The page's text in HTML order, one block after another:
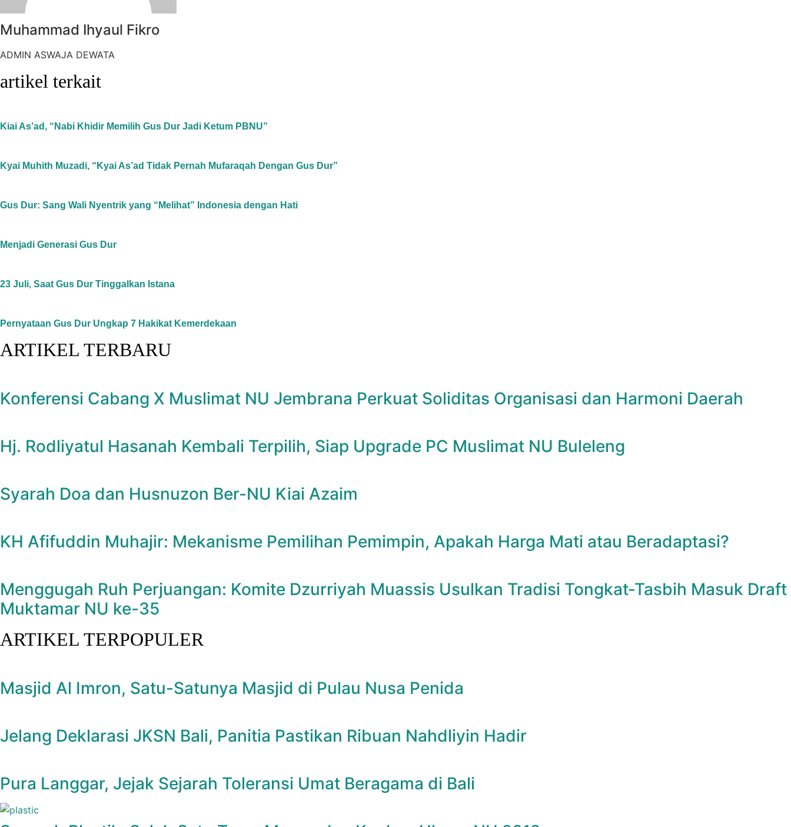
Muhammad Ihyaul Fikro
ADMIN ASWAJA DEWATA
artikel terkait
Kiai As’ad, “Nabi Khidir Memilih Gus Dur Jadi Ketum PBNU”
Kyai Muhith Muzadi, “Kyai As’ad Tidak Pernah Mufaraqah Dengan Gus Dur”
Gus Dur: Sang Wali Nyentrik yang “Melihat” Indonesia dengan Hati
Menjadi Generasi Gus Dur
23 Juli, Saat Gus Dur Tinggalkan Istana
Pernyataan Gus Dur Ungkap 7 Hakikat Kemerdekaan
ARTIKEL TERBARU
Konferensi Cabang X Muslimat NU Jembrana Perkuat Soliditas Organisasi dan Harmoni Daerah
Hj. Rodliyatul Hasanah Kembali Terpilih, Siap Upgrade PC Muslimat NU Buleleng
Syarah Doa dan Husnuzon Ber-NU Kiai Azaim
KH Afifuddin Muhajir: Mekanisme Pemilihan Pemimpin, Apakah Harga Mati atau Beradaptasi?
Menggugah Ruh Perjuangan: Komite Dzurriyah Muassis Usulkan Tradisi Tongkat-Tasbih Masuk Draft
Muktamar NU ke-35
ARTIKEL TERPOPULER
Masjid Al Imron, Satu-Satunya Masjid di Pulau Nusa Penida
Jelang Deklarasi JKSN Bali, Panitia Pastikan Ribuan Nahdliyin Hadir
Pura Langgar, Jejak Sejarah Toleransi Umat Beragama di Bali